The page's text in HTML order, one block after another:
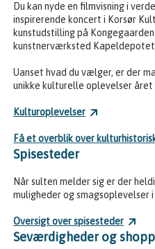
Du kan nyde en filmvisning i
inspirerende koncert i Korsør
kunstudstilling på
kunstnerværksted Kapeldepotet.
Uanset hvad du vælger, er der
unikke kulturelle oplevelser året
Kulturoplevelser
Få et overblik over
Spisesteder
Når sulten melder sig er der
muligheder og smagsoplevelser
Oversigt over spisesteder
Seværdigheder og